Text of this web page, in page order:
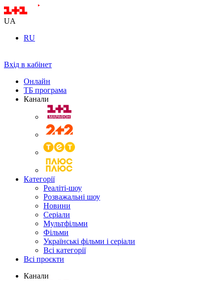
UA
RU
Вхід в кабінет
Онлайн
ТБ програма
Канали
Категорії
Реаліті-шоу
Розважальні шоу
Новини
Серіали
Мультфільми
Фільми
Українські фільми і серіали
Всі категорії
Всі проєкти
Канали